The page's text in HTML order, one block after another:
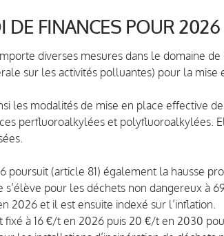
FINANCES POUR 2026
diverses mesures dans le domaine
sur les activités polluantes) pour la
les modalités de mise en place effective
perfluoroalkylées et polyfluoroalkylées.
poursuit (article 81) également la hausse
s’élève pour les déchets non dangereux
2026 et il est ensuite indexé sur l’inflation.
fixé à 16 €/t en 2026 puis 20 €/t en 2030